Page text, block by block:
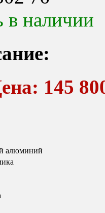
в наличии
145
алюминий